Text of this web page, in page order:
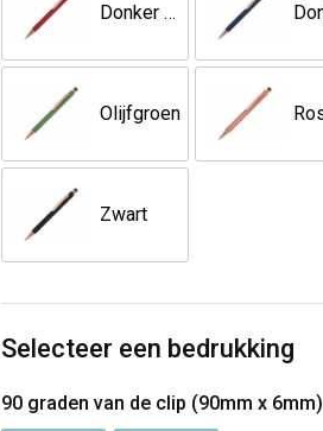
Donker Rood
Olijfgroen
Zwart
Selecteer een bedrukking
90 graden van de clip (90mm x 6mm)